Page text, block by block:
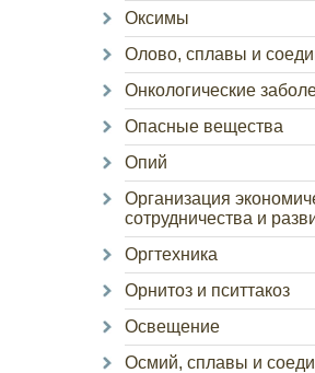
Оксимы
Олово, сплавы и
Онкологические
Опасные вещества
Опий
Организация
сотрудничества и
Оргтехника
Орнитоз и пситтакоз
Освещение
Осмий, сплавы и